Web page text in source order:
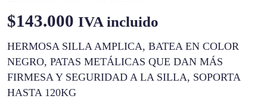
$143.000 IVA incluido
HERMOSA SILLA AMPLICA, BATEA EN COLOR
NEGRO, PATAS METÁLICAS QUE DAN MÁS
FIRMESA Y SEGURIDAD A LA SILLA, SOPORTA
HASTA 120KG